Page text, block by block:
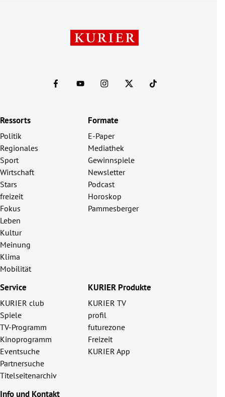
Ressorts
Politik
Regionales
Sport
Wirtschaft
Stars
freizeit
Fokus
Leben
Kultur
Meinung
Klima
Mobilität
Formate
E-Paper
Mediathek
Gewinnspiele
Newsletter
Podcast
Horoskop
Pammesberger
Service
KURIER club
Spiele
TV-Programm
Kinoprogramm
Eventsuche
Partnersuche
Titelseitenarchiv
KURIER Produkte
KURIER TV
profil
futurezone
Freizeit
KURIER App
Info und Kontakt